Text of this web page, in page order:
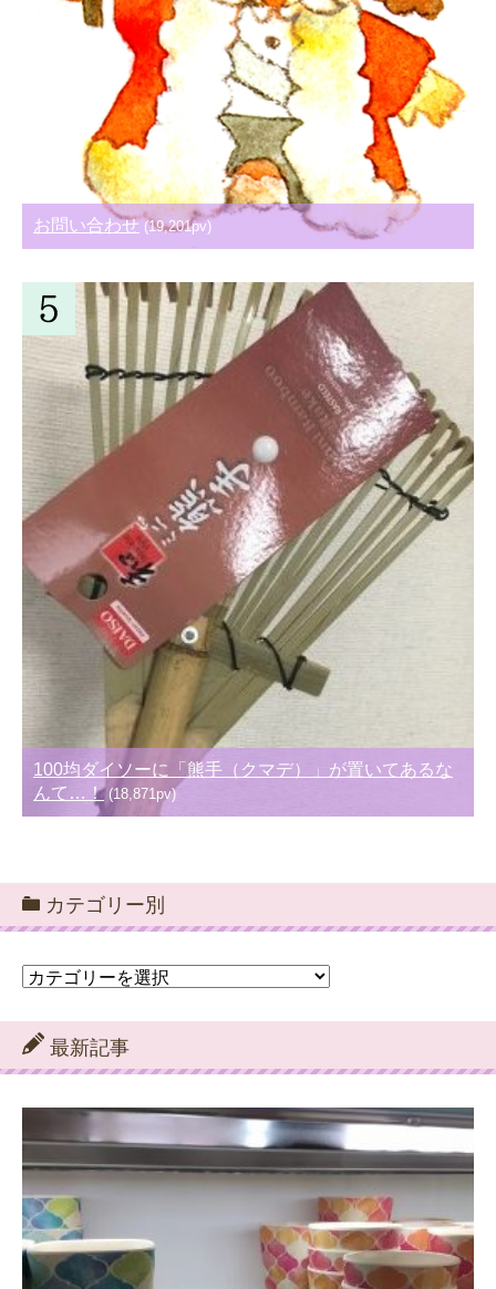
お問い合わせ (19,201pv)
100均ダイソーに「熊手（クマデ）」が置いてあるな
んて…！ (18,871pv)
カテゴリー別
カ
ゴ
リ
ー
最新記事